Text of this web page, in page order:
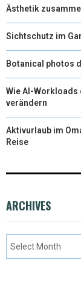
Ästhetik
Sichtschutz im
Botanical photos
Wie AI-
verändern
Aktivurlaub im
Reise
ARCHIVES